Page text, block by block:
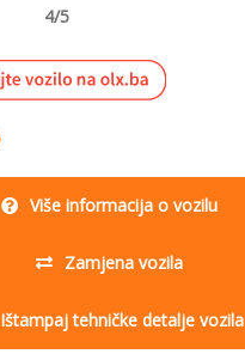
4/5
Više informacija o vozilu
Zamjena vozila
Ištampaj tehničke detalje vozila